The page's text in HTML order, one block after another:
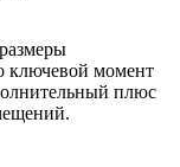
ключевой момент
плюс